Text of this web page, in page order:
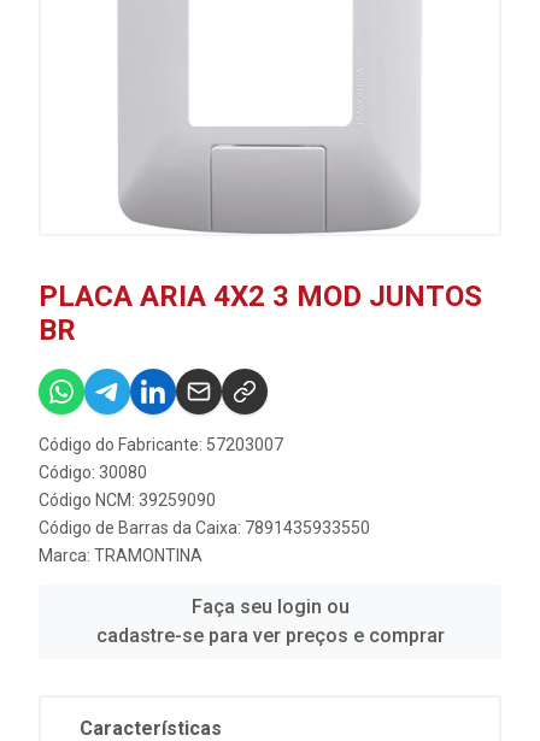
PLACA ARIA 4X2 3 MOD JUNTOS
BR
Código do Fabricante: 57203007
Código: 30080
Código NCM: 39259090
Código de Barras da Caixa: 7891435933550
Marca: TRAMONTINA
Faça seu login ou
cadastre-se para ver preços e comprar
Características